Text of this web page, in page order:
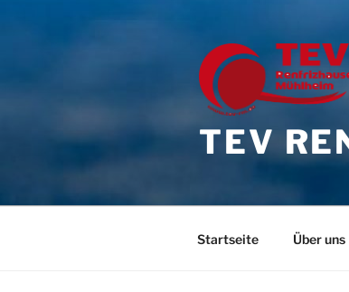
TEV
Startseite Über uns